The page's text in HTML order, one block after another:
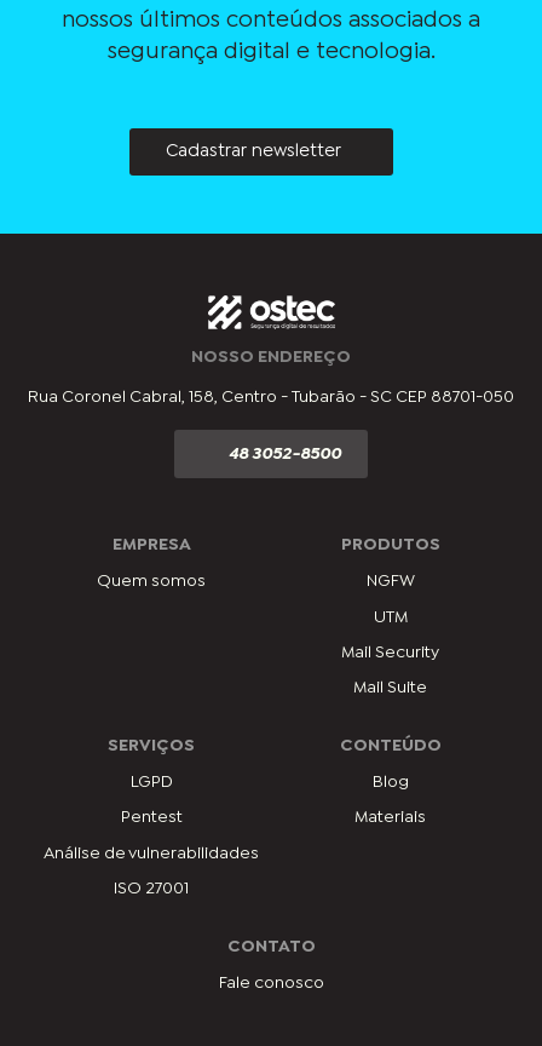
nossos últimos conteúdos associados a
segurança digital e tecnologia.
Cadastrar newsletter
NOSSO ENDEREÇO
Rua Coronel Cabral, 158, Centro - Tubarão - SC CEP 88701-050
48 3052-8500
EMPRESA
Quem somos
PRODUTOS
NGFW
UTM
Mail Security
Mail Suite
SERVIÇOS
LGPD
Pentest
Análise de vulnerabilidades
ISO 27001
CONTEÚDO
Blog
Materiais
CONTATO
Fale conosco